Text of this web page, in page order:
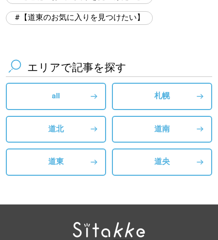
【道東のお気に入りを見つけたい】
エリアで記事を探す
all 札幌
道北 道南
道東 道央